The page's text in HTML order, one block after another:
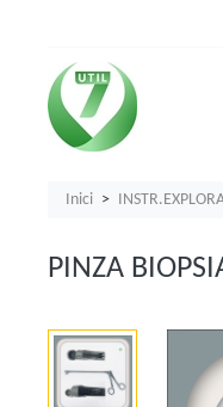
Inici
PINZA